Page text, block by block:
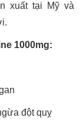
xuất tại Mỹ và
1000mg:
đột quỵ